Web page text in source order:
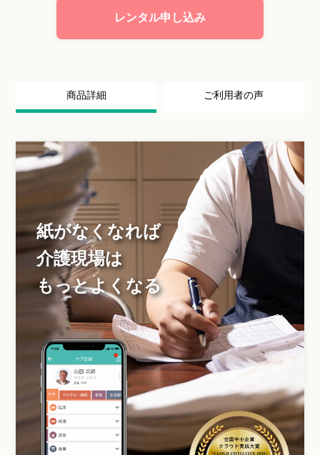
レンタル申し込み
商品詳細 ご利用者の声
紙がなくなれば
介護現場は
もっとよくなる